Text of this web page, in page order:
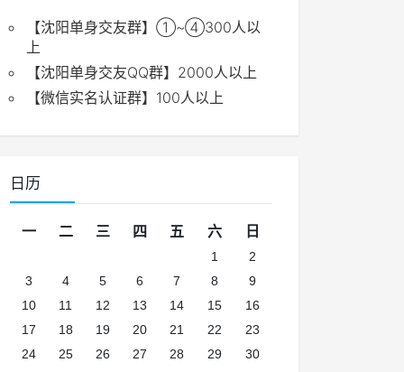
【沈阳单身交友群】①~④300人以
上
【沈阳单身交友QQ群】2000人以上
【微信实名认证群】100人以上
日历
一 二 三 四 五 六 日
1
2
3
4 5 6 7 8
9
10
11 12 13 14 15
16
17
18 19 20 21 22
23
24
25 26 27 28 29
30